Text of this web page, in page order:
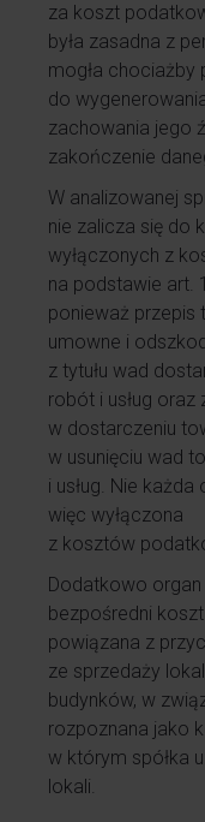
za koszt
była zasadna z
mogła chociażby
do
zachowania jego
zakończenie
W analizowanej
nie zalicza się do
wyłączonych z
na podstawie art.
ponieważ przepis
umowne i
z tytułu wad
robót i usług oraz
w dostarczeniu
w usunięciu wad
i usług. Nie
więc wyłączona
z kosztów
Dodatkowo organ
bezpośredni
powiązana z
ze sprzedaży
budynków, w
rozpoznana jako
w którym spółka
lokali.